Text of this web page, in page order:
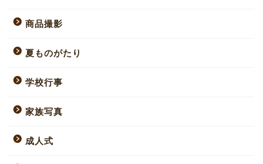
商品撮影
夏ものがたり
学校行事
家族写真
成人式